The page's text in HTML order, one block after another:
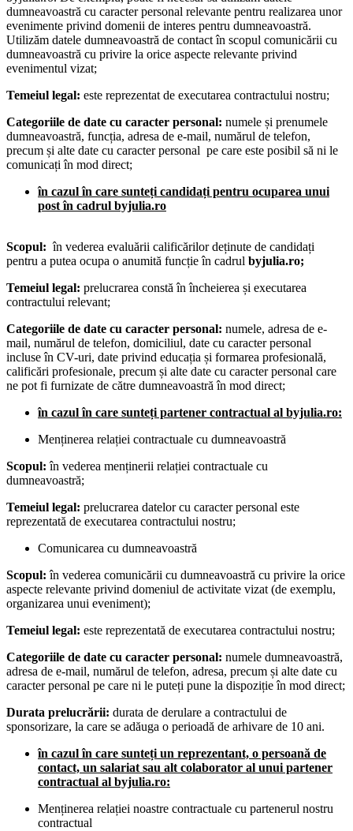
dumneavoastră cu caracter personal relevante pentru realizarea unor
evenimente privind domenii de interes pentru dumneavoastră.
Utilizăm datele dumneavoastră de contact în scopul comunicării cu
dumneavoastră cu privire la orice aspecte relevante privind
evenimentul vizat;
Temeiul legal: este reprezentat de executarea contractului nostru;
Categoriile de date cu caracter personal: numele și prenumele
dumneavoastră, funcția, adresa de e-mail, numărul de telefon,
precum și alte date cu caracter personal pe care este posibil să ni le
comunicați în mod direct;
în cazul în care sunteți candidați pentru ocuparea unui
post în cadrul byjulia.ro
Scopul: în vederea evaluării calificărilor deținute de candidați
pentru a putea ocupa o anumită funcție în cadrul byjulia.ro;
Temeiul legal: prelucrarea constă în încheierea și executarea
contractului relevant;
Categoriile de date cu caracter personal: numele, adresa de e-
mail, numărul de telefon, domiciliul, date cu caracter personal
incluse în CV-uri, date privind educația și formarea profesională,
calificări profesionale, precum și alte date cu caracter personal care
ne pot fi furnizate de către dumneavoastră în mod direct;
în cazul în care sunteți partener contractual al byjulia.ro:
Menținerea relației contractuale cu dumneavoastră
Scopul: în vederea menținerii relației contractuale cu
dumneavoastră;
Temeiul legal: prelucrarea datelor cu caracter personal este
reprezentată de executarea contractului nostru;
Comunicarea cu dumneavoastră
Scopul: în vederea comunicării cu dumneavoastră cu privire la orice
aspecte relevante privind domeniul de activitate vizat (de exemplu,
organizarea unui eveniment);
Temeiul legal: este reprezentată de executarea contractului nostru;
Categoriile de date cu caracter personal: numele dumneavoastră,
adresa de e-mail, numărul de telefon, adresa, precum și alte date cu
caracter personal pe care ni le puteți pune la dispoziție în mod direct;
Durata prelucrării: durata de derulare a contractului de
sponsorizare, la care se adăuga o perioadă de arhivare de 10 ani.
în cazul în care sunteți un reprezentant, o persoană de
contact, un salariat sau alt colaborator al unui partener
contractual al byjulia.ro:
Menținerea relației noastre contractuale cu partenerul nostru
contractual